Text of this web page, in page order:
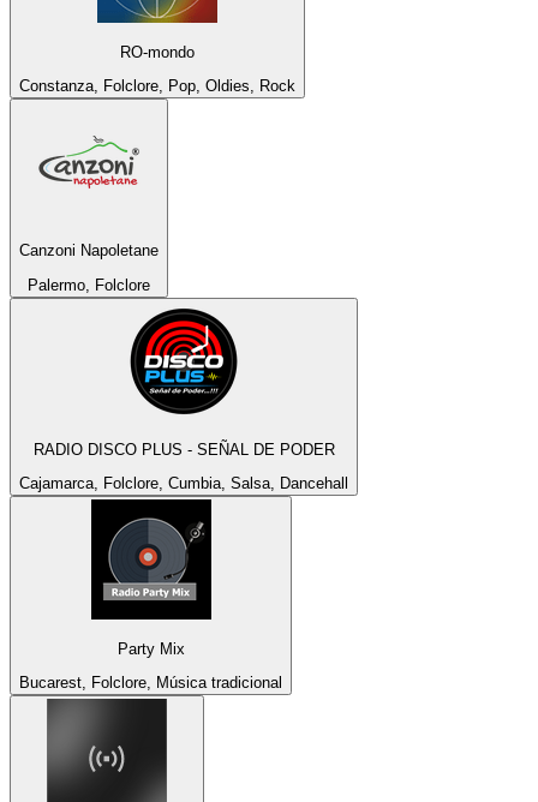
RO-mondo
Constanza, Folclore, Pop, Oldies, Rock
Canzoni Napoletane
Palermo, Folclore
RADIO DISCO PLUS - SEÑAL DE PODER
Cajamarca, Folclore, Cumbia, Salsa, Dancehall
Party Mix
Bucarest, Folclore, Música tradicional